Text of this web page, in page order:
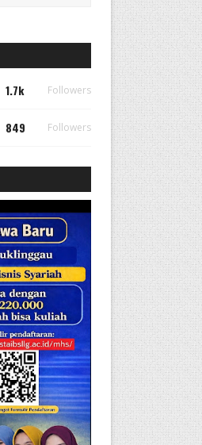
1.7k Followers
849 Followers